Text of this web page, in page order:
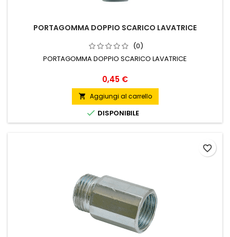
PORTAGOMMA DOPPIO SCARICO LAVATRICE
(0)
PORTAGOMMA DOPPIO SCARICO LAVATRICE
Prezzo
0,45 €
 Aggiungi al carrello
 DISPONIBILE
favorite_border